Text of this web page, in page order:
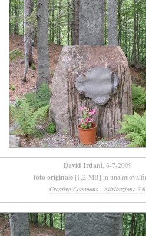
David Irdani, 6-7-2009
foto originale [1,2 MB] in una nuova
[Creative Commons - Attribuzione 3.0